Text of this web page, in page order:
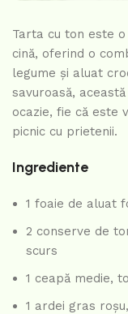
Tarta cu ton este
cină, oferind o
legume și aluat
savuroasă,
ocazie, fie că este
picnic cu prietenii.
Ingrediente
1 foaie de aluat
2 conserve de
scurs
1 ceapă medie,
1 ardei gras